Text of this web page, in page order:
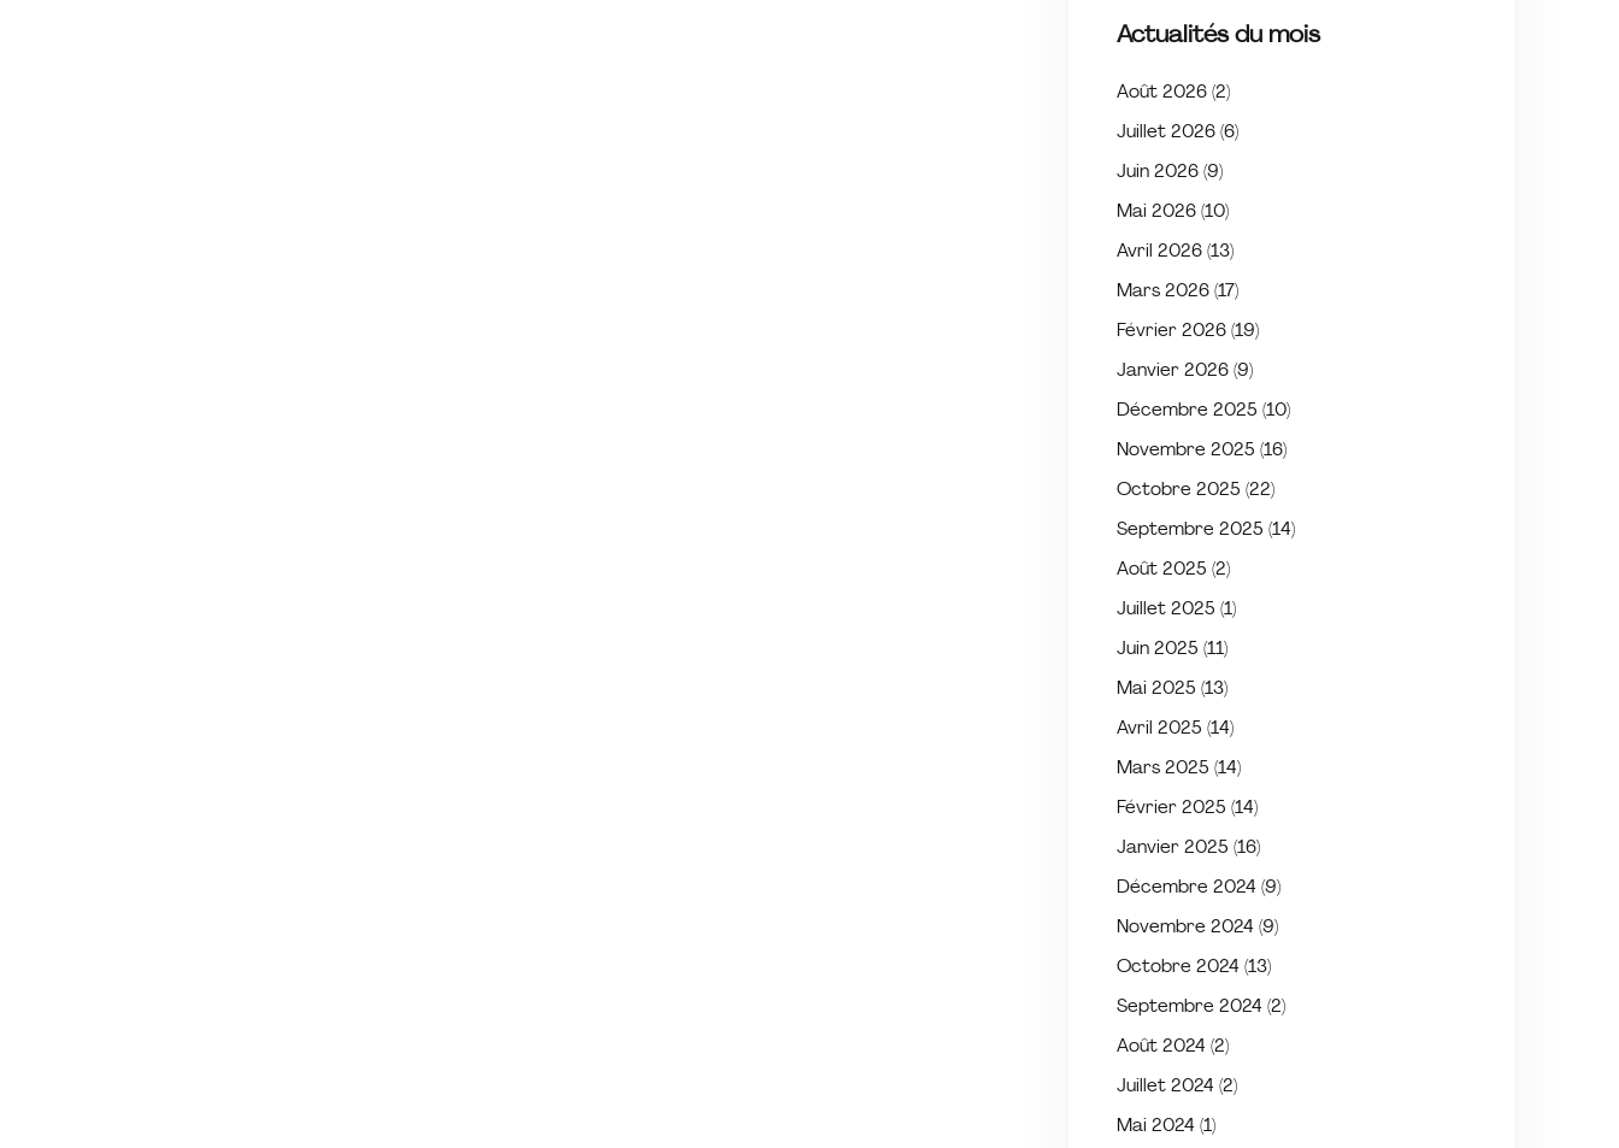
Actualités du mois
Août 2026 (2)
Juillet 2026 (6)
Juin 2026 (9)
Mai 2026 (10)
Avril 2026 (13)
Mars 2026 (17)
Février 2026 (19)
Janvier 2026 (9)
Décembre 2025 (10)
Novembre 2025 (16)
Octobre 2025 (22)
Septembre 2025 (14)
Août 2025 (2)
Juillet 2025 (1)
Juin 2025 (11)
Mai 2025 (13)
Avril 2025 (14)
Mars 2025 (14)
Février 2025 (14)
Janvier 2025 (16)
Décembre 2024 (9)
Novembre 2024 (9)
Octobre 2024 (13)
Septembre 2024 (2)
Août 2024 (2)
Juillet 2024 (2)
Mai 2024 (1)